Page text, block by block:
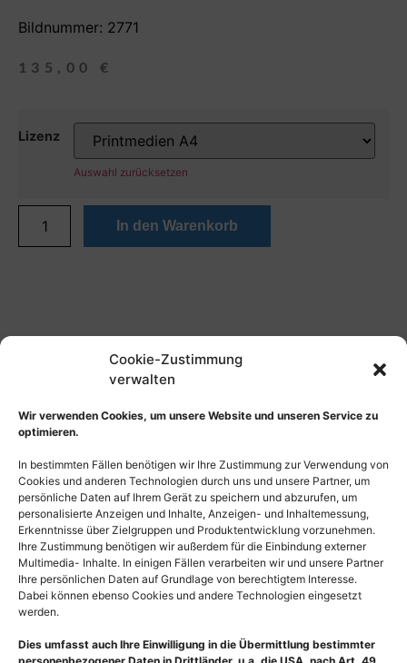
Cookie-Zustimmung
verwalten
Wir verwenden Cookies, um unsere Website und unseren Service zu
optimieren.
In bestimmten Fällen benötigen wir Ihre Zustimmung zur Verwendung von
Cookies und anderen Technologien durch uns und unsere Partner, um
persönliche Daten auf Ihrem Gerät zu speichern und abzurufen, um
personalisierte Anzeigen und Inhalte, Anzeigen- und Inhaltemessung,
Erkenntnisse über Zielgruppen und Produktentwicklung vorzunehmen.
Ihre Zustimmung benötigen wir außerdem für die Einbindung externer
Multimedia- Inhalte. In einigen Fällen verarbeiten wir und unsere Partner
Ihre persönlichen Daten auf Grundlage von berechtigtem Interesse.
Dabei können ebenso Cookies und andere Technologien eingesetzt
werden.
Dies umfasst auch Ihre Einwilligung in die Übermittlung bestimmter
Bildnummer: 2771
135,00 €
Lizenz
Auswahl zurücksetzen
In den Warenkorb